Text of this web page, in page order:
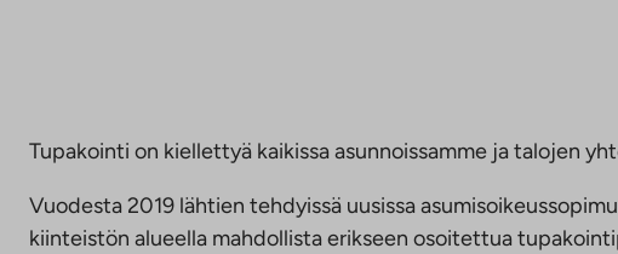
Tupakointi on kiellettyä kaikissa asunnoissamme ja talojen
Vuodesta 2019 lähtien tehdyissä uusissa
kiinteistön alueella mahdollista erikseen osoitettua